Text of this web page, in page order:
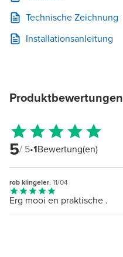
Technische Zeichnung
Installationsanleitung
Produktbewertungen
5/ 5•1Bewertung(en)
rob klingeler, 11/04
Erg mooi en praktische .